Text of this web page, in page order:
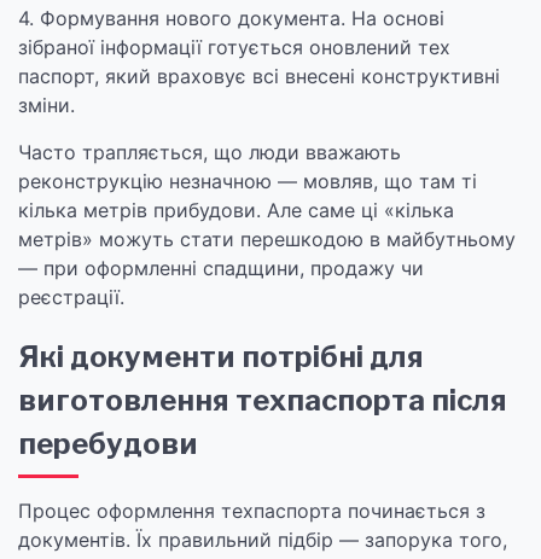
4. Формування нового документа. На основі
зібраної інформації готується оновлений тех
паспорт, який враховує всі внесені конструктивні
зміни.
Часто трапляється, що люди вважають
реконструкцію незначною — мовляв, що там ті
кілька метрів прибудови. Але саме ці «кілька
метрів» можуть стати перешкодою в майбутньому
— при оформленні спадщини, продажу чи
реєстрації.
Які документи потрібні для
виготовлення техпаспорта після
перебудови
Процес оформлення техпаспорта починається з
документів. Їх правильний підбір — запорука того,